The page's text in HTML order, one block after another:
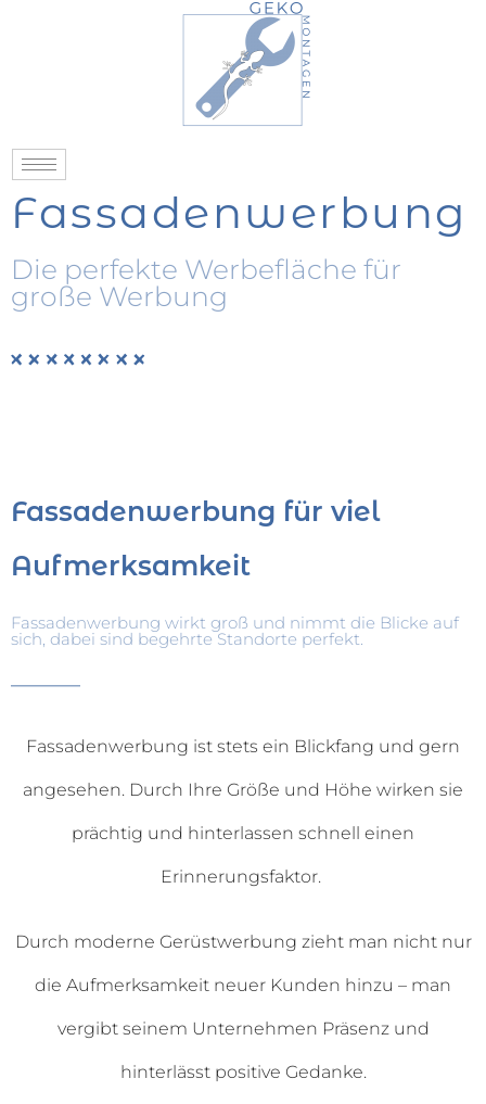
Fassadenwerbung
Die perfekte Werbefläche für
große Werbung
Fassadenwerbung für viel
Aufmerksamkeit
Fassadenwerbung wirkt groß und nimmt die Blicke auf
sich, dabei sind begehrte Standorte perfekt.
Fassadenwerbung ist stets ein Blickfang und gern
angesehen. Durch Ihre Größe und Höhe wirken sie
prächtig und hinterlassen schnell einen
Erinnerungsfaktor.
Durch moderne Gerüstwerbung zieht man nicht nur
die Aufmerksamkeit neuer Kunden hinzu – man
vergibt seinem Unternehmen Präsenz und
hinterlässt positive Gedanke.